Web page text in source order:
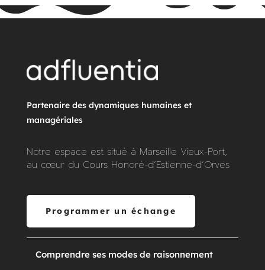
Partenaire des dynamiques humaines et
managériales
Notre espace est situé à Marseille Vieux-Port,
au cœur du Cours Honoré-d’Estienne-d’Orves
Programmer un échange
Comprendre ses modes de raisonnement